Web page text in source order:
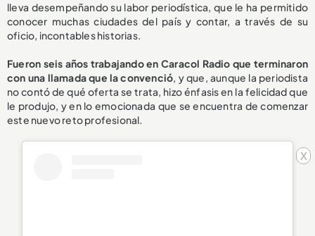
x
lleva desempeñando su labor periodística, que le ha permitido
conocer muchas ciudades del país y contar, a través de su
oficio, incontables historias.
Fueron seis años trabajando en Caracol Radio que terminaron
con una llamada que la convenció, y que, aunque la periodista
no contó de qué oferta se trata, hizo énfasis en la felicidad que
le produjo, y en lo emocionada que se encuentra de comenzar
este nuevo reto profesional.